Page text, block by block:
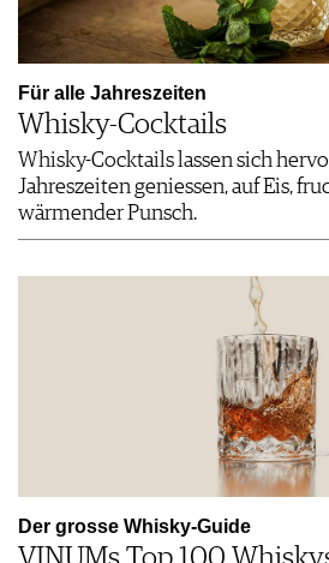
Für alle Jahreszeiten
Whisky-Cocktails
Whisky-Cocktails lassen sich
Jahreszeiten geniessen, auf Eis,
wärmender Punsch.
Der grosse Whisky-Guide